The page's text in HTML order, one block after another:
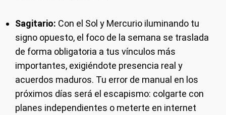
Sagitario: Con el Sol y Mercurio iluminando tu
signo opuesto, el foco de la semana se traslada
de forma obligatoria a tus vínculos más
importantes, exigiéndote presencia real y
acuerdos maduros. Tu error de manual en los
próximos días será el escapismo: colgarte con
planes independientes o meterte en internet